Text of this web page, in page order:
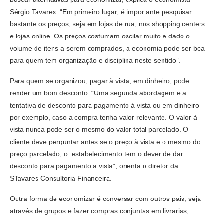
Sérgio Tavares. “Em primeiro lugar, é importante pesquisar
bastante os preços, seja em lojas de rua, nos shopping centers
e lojas online. Os preços costumam oscilar muito e dado o
volume de itens a serem comprados, a economia pode ser boa
para quem tem organização e disciplina neste sentido”.
Para quem se organizou, pagar à vista, em dinheiro, pode
render um bom desconto. “Uma segunda abordagem é a
tentativa de desconto para pagamento à vista ou em dinheiro,
por exemplo, caso a compra tenha valor relevante. O valor à
vista nunca pode ser o mesmo do valor total parcelado. O
cliente deve perguntar antes se o preço à vista e o mesmo do
preço parcelado, o estabelecimento tem o dever de dar
desconto para pagamento à vista”, orienta o diretor da
STavares Consultoria Financeira.
Outra forma de economizar é conversar com outros pais, seja
através de grupos e fazer compras conjuntas em livrarias,